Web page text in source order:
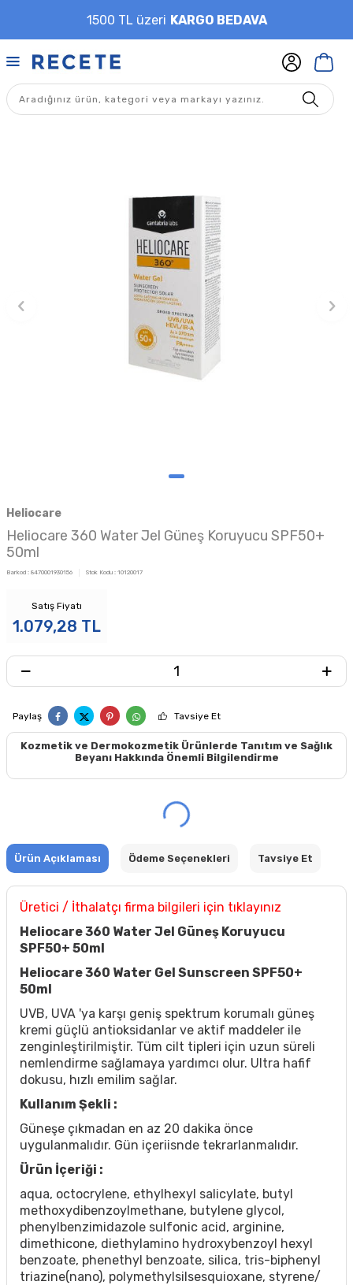
1500 TL üzeri KARGO BEDAVA
Heliocare
Heliocare 360 Water Jel Güneş Koruyucu SPF50+
50ml
Barkod : 8470001930156 Stok Kodu : 10120017
Satış Fiyatı
1.079,28 TL
Paylaş Tavsiye Et
Kozmetik ve Dermokozmetik Ürünlerde Tanıtım ve Sağlık
Beyanı Hakkında Önemli Bilgilendirme
Ürün Açıklaması Ödeme Seçenekleri Tavsiye Et
Üretici / İthalatçı firma bilgileri için tıklayınız
Heliocare 360 Water Jel Güneş Koruyucu
SPF50+ 50ml
Heliocare 360 Water Gel Sunscreen SPF50+
50ml
UVB, UVA 'ya karşı geniş spektrum korumalı güneş
kremi güçlü antioksidanlar ve aktif maddeler ile
zenginleştirilmiştir. Tüm cilt tipleri için uzun süreli
nemlendirme sağlamaya yardımcı olur. Ultra hafif
dokusu, hızlı emilim sağlar.
Kullanım Şekli :
Güneşe çıkmadan en az 20 dakika önce
uygulanmalıdır. Gün içeriisnde tekrarlanmalıdır.
Ürün İçeriği :
aqua, octocrylene, ethylhexyl salicylate, butyl
methoxydibenzoylmethane, butylene glycol,
phenylbenzimidazole sulfonic acid, arginine,
dimethicone, diethylamino hydroxybenzoyl hexyl
benzoate, phenethyl benzoate, silica, tris-biphenyl
triazine(nano), polymethylsilsesquioxane, styrene/​